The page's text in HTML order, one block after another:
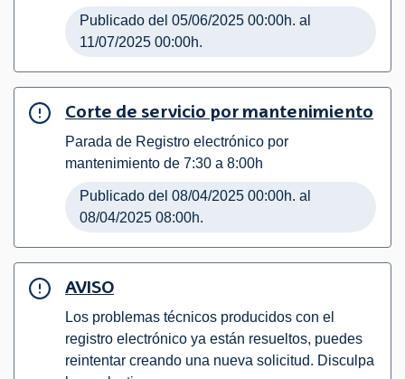
Publicado del 05/06/2025 00:00h. al
11/07/2025 00:00h.
Corte de servicio por mantenimiento
Parada de Registro electrónico por
mantenimiento de 7:30 a 8:00h
Publicado del 08/04/2025 00:00h. al
08/04/2025 08:00h.
AVISO
Los problemas técnicos producidos con el
registro electrónico ya están resueltos, puedes
reintentar creando una nueva solicitud. Disculpa